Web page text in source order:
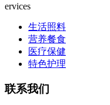
ervices
生活照料
营养餐食
医疗保健
特色护理
联系我们